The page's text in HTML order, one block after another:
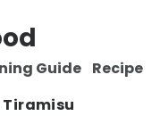
Guide Recipe
2026, 08:40 WIB
Tiramisu